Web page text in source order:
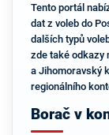
Tento portál
dat z voleb do
dalších typů
zde také odkazy
a Jihomoravský
regionálního
Borač v